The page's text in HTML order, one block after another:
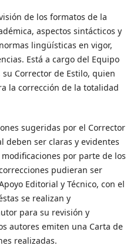
de los formatos de la
aspectos sintácticos y
lingüísticas en vigor,
Está a cargo del Equipo
su Corrector de Estilo, quien
la corrección de la totalidad
sugeridas por el Corrector
deben ser claras y evidentes
por parte de los
pudieran ser
Editorial y Técnico, con el
se realizan y
para su revisión y
autores emiten una Carta de
realizadas.